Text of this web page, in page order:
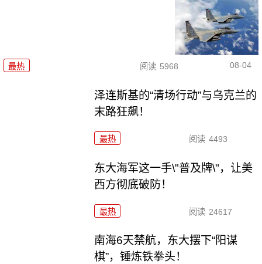
最热 阅读 5968 08-04
泽连斯基的“清场行动”与乌克兰的
末路狂飙！
最热 阅读 4493
东大海军这一手\"普及牌\"，让美
西方彻底破防！
最热 阅读 24617
南海6天禁航，东大摆下“阳谋
棋”，锤炼铁拳头！